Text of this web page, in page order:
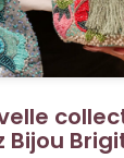
Bijou